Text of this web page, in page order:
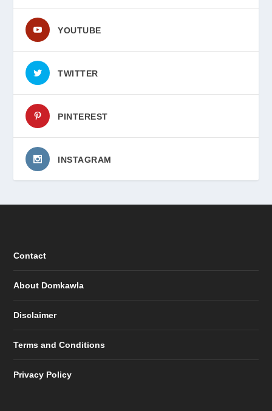
YOUTUBE
TWITTER
PINTEREST
INSTAGRAM
Contact
About Domkawla
Disclaimer
Terms and Conditions
Privacy Policy